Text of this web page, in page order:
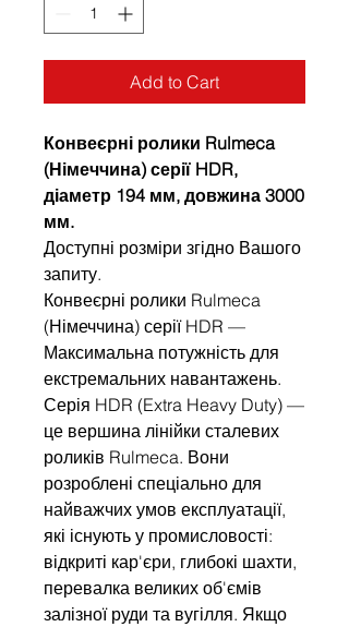
Add to Cart
Конвеєрні ролики Rulmeca
(Німеччина) серії HDR,
діаметр 194 мм, довжина 3000
мм.
Доступні розміри згідно Вашого
запиту.
Конвеєрні ролики Rulmeca
(Німеччина) серії HDR —
Максимальна потужність для
екстремальних навантажень.
Серія HDR (Extra Heavy Duty) —
це вершина лінійки сталевих
роликів Rulmeca. Вони
розроблені спеціально для
найважчих умов експлуатації,
які існують у промисловості:
відкриті кар'єри, глибокі шахти,
перевалка великих об'ємів
залізної руди та вугілля. Якщо